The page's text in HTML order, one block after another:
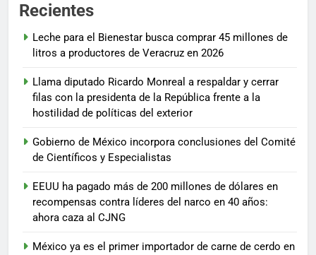
Recientes
Leche para el Bienestar busca comprar 45 millones de
litros a productores de Veracruz en 2026
Llama diputado Ricardo Monreal a respaldar y cerrar
filas con la presidenta de la República frente a la
hostilidad de políticas del exterior
Gobierno de México incorpora conclusiones del Comité
de Científicos y Especialistas
EEUU ha pagado más de 200 millones de dólares en
recompensas contra líderes del narco en 40 años:
ahora caza al CJNG
México ya es el primer importador de carne de cerdo en